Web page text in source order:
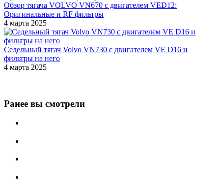
Обзор тягача VOLVO VN670 с двигателем VED12:
Оригинальные и RF фильтры
4 марта 2025
Седельный тягач Volvo VN730 с двигателем VE D16 и
фильтры на него
4 марта 2025
Ранее вы смотрели